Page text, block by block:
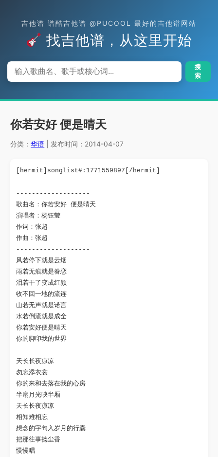
吉他谱 谱酷吉他谱 @PUCOOL 最好的吉他谱网站
找吉他谱，从这里开始
搜
索
你若安好 便是晴天
分类：华语 | 发布时间：2014-04-07
[hermit]songlist#:1771559897[/hermit]
-------------------
歌曲名：你若安好 便是晴天
演唱者：杨钰莹
作词：张超
作曲：张超
-------------------
风若停下就是云烟
雨若无痕就是眷恋
泪若干了变成红颜
收不回一地的流连
山若无声就是诺言
水若倒流就是成全
你若安好便是晴天
你的脚印我的世界
天长长夜凉凉
勿忘添衣裳
你的来和去落在我的心房
半扇月光映半厢
天长长夜凉凉
相知难相忘
想念的字句入岁月的行囊
把那往事捻尘香
慢慢唱